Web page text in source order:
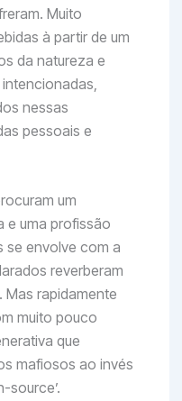
Muito
à partir de um
da natureza e
nessas
pessoais e
um
e uma profissão
se envolve com a
reverberam
Mas rapidamente
muito pouco
que
mafiosos ao invés
source’.